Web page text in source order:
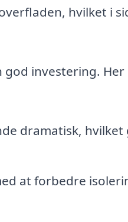
hvilket i
investering. Her
dramatisk, hvilket
at forbedre